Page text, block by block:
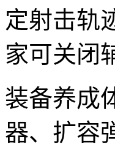
定射击轨
家可关闭
装备养成
器、扩容